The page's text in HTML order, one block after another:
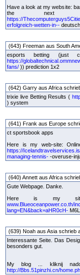
Have a look at my website:
the next
https://
erfolgreich-wetten-in--
(643) Freeman aus South
esports betting
https://
fans/ )) prediction 1x2
(642) Garry aus Africa
trixie live Betting Results (
) system
(641) Frank aus Europe
ct sportsbook apps
Here is my web-site:
https://
managing-tennis- -overuse-
(640) Annett aus Africa
Gute Webpage. Danke.
Here is my site
www.Blueoceanpower.co.th/
lang=EN&back=aHR0cH-
(639) Noah aus Asia schrieb
Interessante Seite. Das
besonders gut.
My blog ... kliknij
http://Bbs.51pinzhi.cn/